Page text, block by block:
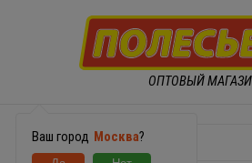
ОПТОВЫЙ
Ваш город Москва?